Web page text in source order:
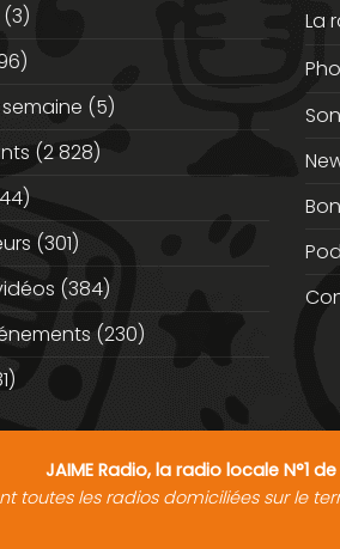
(3)
(5)
(2 828)
(301)
(384)
(230)
La
JAIME Radio, la radio locale N°1
toutes les radios domiciliées sur le